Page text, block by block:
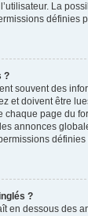
La
définies
?
souvent des
et doivent être
chaque page du
annonces
définies
?
en dessous des